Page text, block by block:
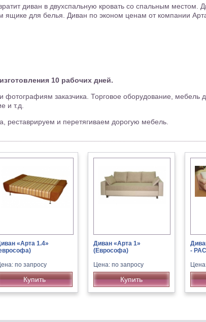
диван в двухспальную кровать со спальным местом.
для белья. Диван по эконом ценам от компании
10 рабочих дней.
заказчика. Торговое оборудование, мебель
и т.д.
реставрируем и перетягиваем дорогую мебель.
«Арта 1.4»
по запросу
Купить
Диван «Арта 1»
(Еврософа)
Цена: по запросу
Купить
-